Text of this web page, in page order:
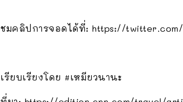
ชมคลิปการจอดได้ที่: https://twitter.com/
เรียบเรียงโดย #เหมียวนานะ